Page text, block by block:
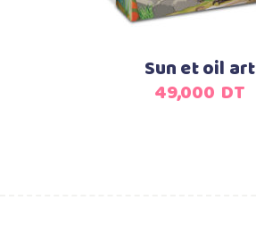
Sun et oil art
49,000 DT